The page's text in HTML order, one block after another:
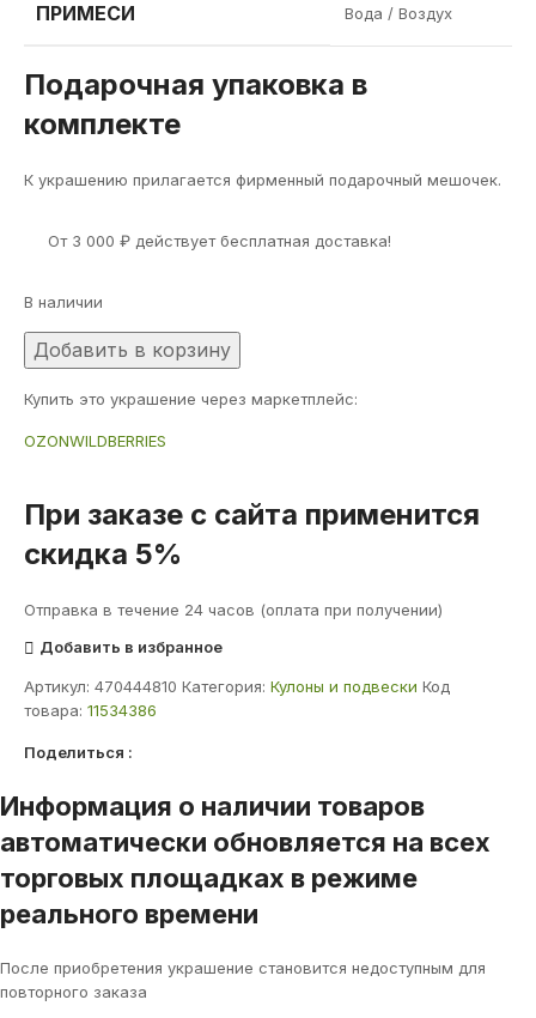
ПРИМЕСИ Вода / Воздух
Подарочная упаковка в
комплекте
К украшению прилагается фирменный подарочный мешочек.
От 3 000 ₽ действует бесплатная доставка!
В наличии
Добавить в корзину
Купить это украшение через маркетплейс:
OZONWILDBERRIES
При заказе с сайта применится
скидка 5%
Отправка в течение 24 часов (оплата при получении)
Добавить в избранное
Артикул: 470444810 Категория: Кулоны и подвески Код
товара: 11534386
Поделиться :
Информация о наличии товаров
автоматически обновляется на всех
торговых площадках в режиме
реального времени
После приобретения украшение становится недоступным для
повторного заказа